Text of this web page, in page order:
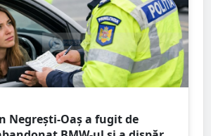
Negrești-Oaș a fugit de